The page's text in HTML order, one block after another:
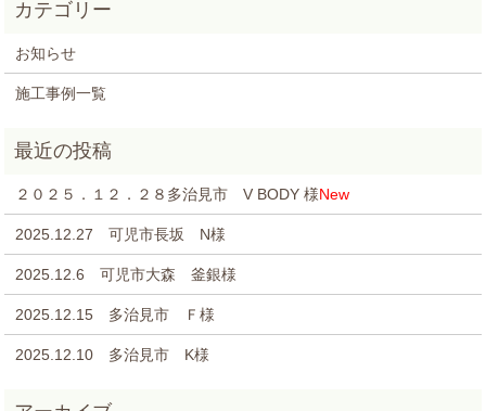
お知らせ
施工事例一覧
２０２５．１２．２８多治見市 V BODY 様New
2025.12.27 可児市長坂 N様
2025.12.6 可児市大森 釜銀様
2025.12.15 多治見市 Ｆ様
2025.12.10 多治見市 K様